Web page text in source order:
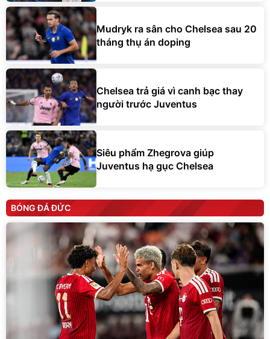
Mudryk ra sân cho Chelsea sau 20
tháng thụ án doping
Chelsea trả giá vì canh bạc thay
người trước Juventus
Siêu phẩm Zhegrova giúp
Juventus hạ gục Chelsea
BÓNG ĐÁ ĐỨC